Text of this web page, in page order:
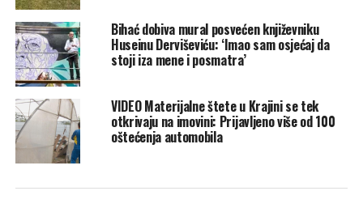
Bihać dobiva mural posvećen književniku
Huseinu Derviševiću: ‘Imao sam osjećaj da
stoji iza mene i posmatra’
VIDEO Materijalne štete u Krajini se tek
otkrivaju na imovini: Prijavljeno više od 100
oštećenja automobila